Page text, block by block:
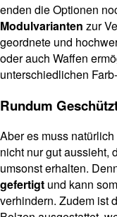
enden die Optionen
Modulvarianten zur
geordnete und
oder auch Waffen
unterschiedlichen
Rundum
Aber es muss
nicht nur gut aussieht,
umsonst erhalten.
gefertigt und kann
verhindern. Zudem ist